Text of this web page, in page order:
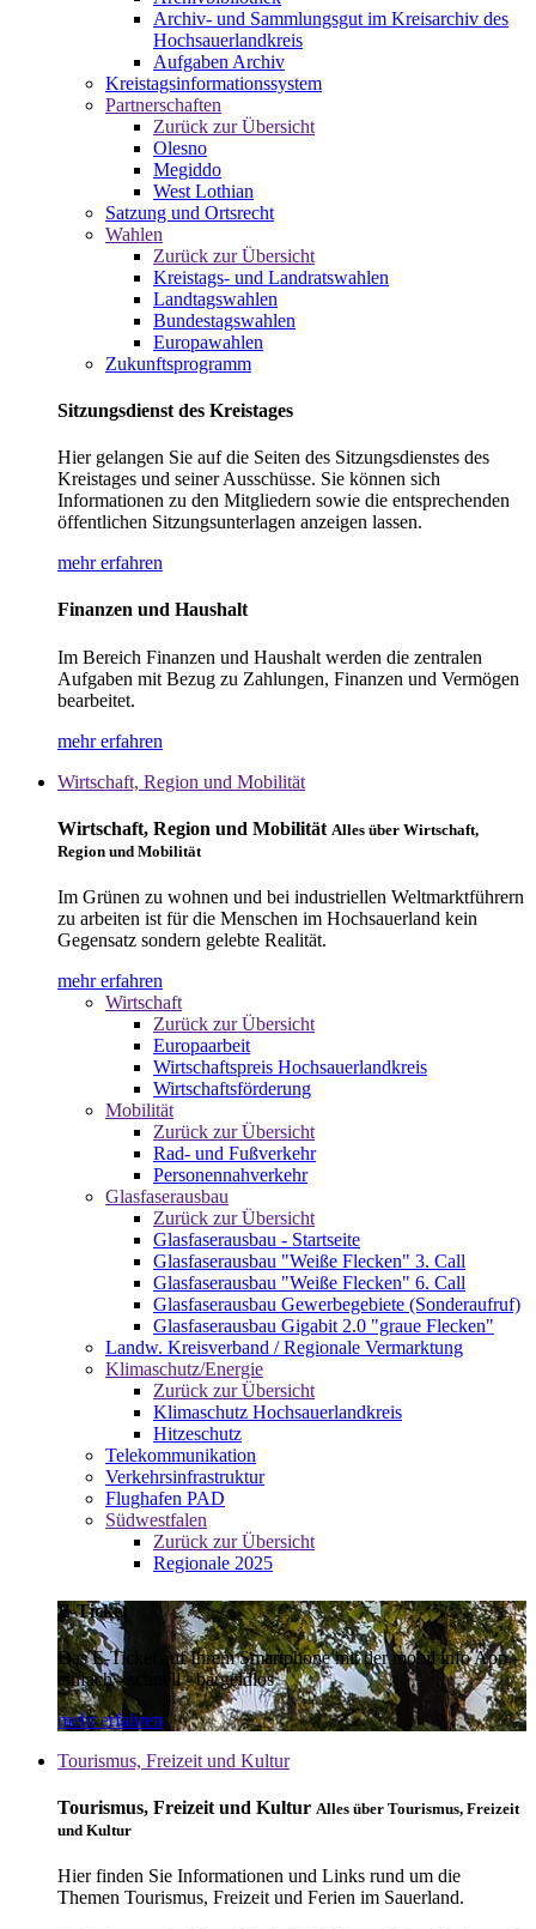
Archiv- und Sammlungsgut im Kreisarchiv des
Hochsauerlandkreis
Aufgaben Archiv
Kreistagsinformationssystem
Partnerschaften
Zurück zur Übersicht
Olesno
Megiddo
West Lothian
Satzung und Ortsrecht
Wahlen
Zurück zur Übersicht
Kreistags- und Landratswahlen
Landtagswahlen
Bundestagswahlen
Europawahlen
Zukunftsprogramm
Sitzungsdienst des Kreistages
Hier gelangen Sie auf die Seiten des Sitzungsdienstes des
Kreistages und seiner Ausschüsse. Sie können sich
Informationen zu den Mitgliedern sowie die entsprechenden
öffentlichen Sitzungsunterlagen anzeigen lassen.
mehr erfahren
Finanzen und Haushalt
Im Bereich Finanzen und Haushalt werden die zentralen
Aufgaben mit Bezug zu Zahlungen, Finanzen und Vermögen
bearbeitet.
mehr erfahren
Wirtschaft, Region und Mobilität
Wirtschaft, Region und Mobilität Alles über Wirtschaft,
Region und Mobilität
Im Grünen zu wohnen und bei industriellen Weltmarktführern
zu arbeiten ist für die Menschen im Hochsauerland kein
Gegensatz sondern gelebte Realität.
mehr erfahren
Wirtschaft
Zurück zur Übersicht
Europaarbeit
Wirtschaftspreis Hochsauerlandkreis
Wirtschaftsförderung
Mobilität
Zurück zur Übersicht
Rad- und Fußverkehr
Personennahverkehr
Glasfaserausbau
Zurück zur Übersicht
Glasfaserausbau - Startseite
Glasfaserausbau "Weiße Flecken" 3. Call
Glasfaserausbau "Weiße Flecken" 6. Call
Glasfaserausbau Gewerbegebiete (Sonderaufruf)
Glasfaserausbau Gigabit 2.0 "graue Flecken"
Landw. Kreisverband / Regionale Vermarktung
Klimaschutz/Energie
Zurück zur Übersicht
Klimaschutz Hochsauerlandkreis
Hitzeschutz
Telekommunikation
Verkehrsinfrastruktur
Flughafen PAD
Südwestfalen
Zurück zur Übersicht
Regionale 2025
E-Ticket
Das E-Ticket auf Ihrem Smartphone mit der mobil info App -
einfach - schnell - bargeldlos
mehr erfahren
Tourismus, Freizeit und Kultur
Tourismus, Freizeit und Kultur Alles über Tourismus, Freizeit
und Kultur
Hier finden Sie Informationen und Links rund um die
Themen Tourismus, Freizeit und Ferien im Sauerland.